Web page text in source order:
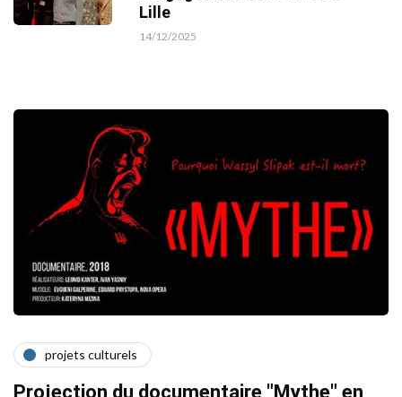
Lille
14/12/2025
projets culturels